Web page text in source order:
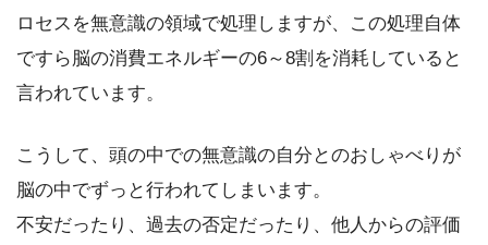
ロセスを無意識の領域で処理しますが、この処理自体
ですら脳の消費エネルギーの6～8割を消耗していると
言われています。
こうして、頭の中での無意識の自分とのおしゃべりが
脳の中でずっと行われてしまいます。
不安だったり、過去の否定だったり、他人からの評価